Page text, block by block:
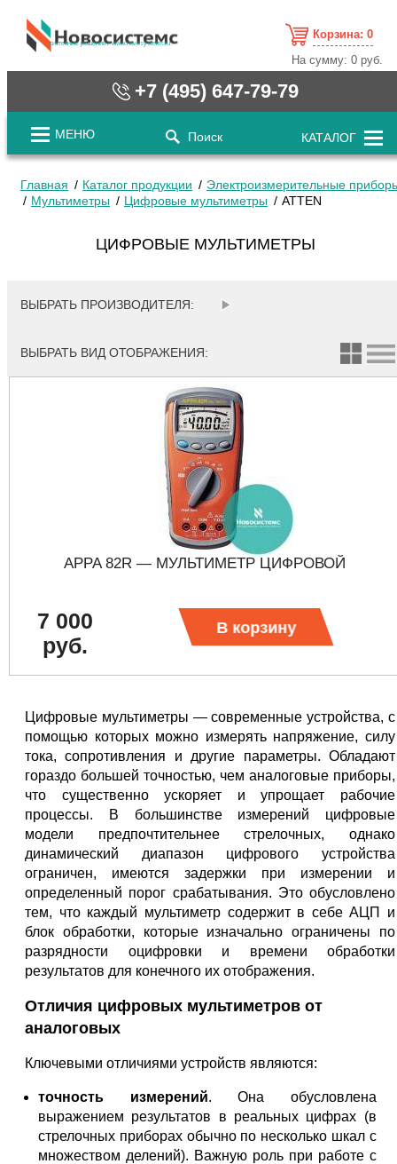
cистемные решения / www.novosystems.ru
Корзина: 0
На сумму:0 руб.
+7 (495) 647-79-79
МЕНЮ Поиск КАТАЛОГ
Главная Каталог продукции
Электроизмерительные
Мультиметры
Цифровые мультиметры ATTEN
ЦИФРОВЫЕ МУЛЬТИМЕТРЫ
ВЫБРАТЬ ПРОИЗВОДИТЕЛЯ:
ВЫБРАТЬ ВИД ОТОБРАЖЕНИЯ:
APPA 82R — МУЛЬТИМЕТР ЦИФРОВОЙ
7 000
руб.
В корзину
Цифровые мультиметры — современные устройства, с
помощью которых можно измерять напряжение, силу
тока, сопротивления и другие параметры. Обладают
гораздо большей точностью, чем аналоговые приборы,
что существенно ускоряет и упрощает рабочие
процессы. В большинстве измерений цифровые
модели предпочтительнее стрелочных, однако
динамический диапазон цифрового устройства
ограничен, имеются задержки при измерении и
определенный порог срабатывания. Это обусловлено
тем, что каждый мультиметр содержит в себе АЦП и
блок обработки, которые изначально ограничены по
разрядности оцифровки и времени обработки
результатов для конечного их отображения.
Отличия цифровых мультиметров от
аналоговых
Ключевыми отличиями устройств являются:
точность измерений. Она обусловлена
выражением результатов в реальных цифрах (в
стрелочных приборах обычно по несколько шкал с
множеством делений). Важную роль при работе с